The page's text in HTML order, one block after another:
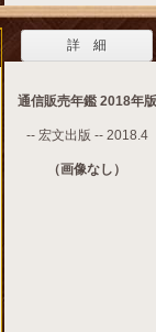
詳 細
通信販売年鑑 2018年版
-- 宏文出版 -- 2018.4
（画像なし）